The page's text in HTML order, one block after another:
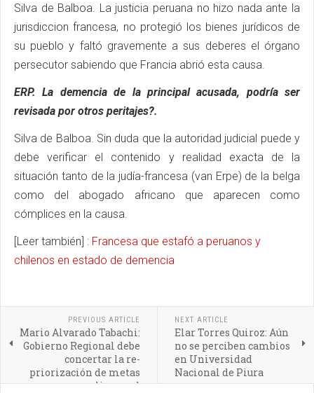
Silva de Balboa. La justicia peruana no hizo nada ante la
jurisdiccion francesa, no protegió los bienes jurídicos de
su pueblo y faltó gravemente a sus deberes el órgano
persecutor sabiendo que Francia abrió esta causa.
ERP. La demencia de la principal acusada, podría ser
revisada por otros peritajes?.
Silva de Balboa. Sin duda que la autoridad judicial puede y
debe verificar el contenido y realidad exacta de la
situación tanto de la judía-francesa (van Erpe) de la belga
como del abogado africano que aparecen como
cómplices en la causa.
[Leer también] : Francesa que estafó a peruanos y
chilenos en estado de demencia
PREVIOUS ARTICLE
Mario Alvarado Tabachi:
Gobierno Regional debe
concertar la re-
priorización de metas
para cumplir con el
NEXT ARTICLE
Elar Torres Quiroz: Aún
no se perciben cambios
en Universidad
Nacional de Piura